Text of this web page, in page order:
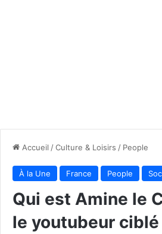
Accueil /Culture & Loisirs / People
À la Une France People
Qui est Amine le
le youtubeur